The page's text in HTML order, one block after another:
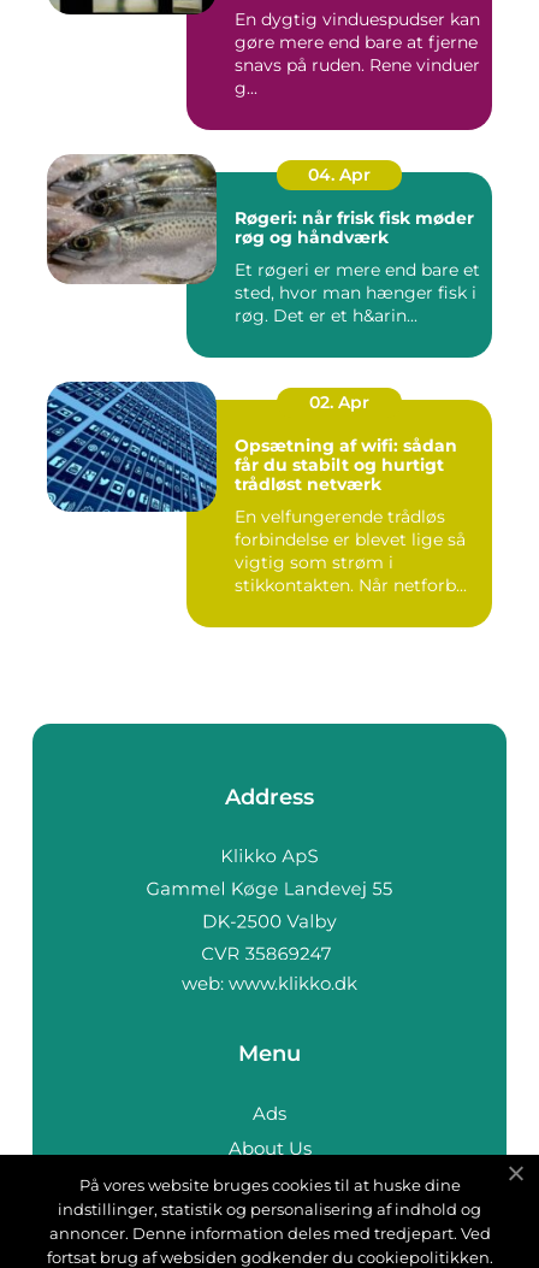
En dygtig vinduespudser kan
gøre mere end bare at fjerne
snavs på ruden. Rene vinduer
g...
04. Apr
Røgeri: når frisk fisk møder
røg og håndværk
Et røgeri er mere end bare et
sted, hvor man hænger fisk i
røg. Det er et h&arin...
02. Apr
Opsætning af wifi: sådan
får du stabilt og hurtigt
trådløst netværk
En velfungerende trådløs
forbindelse er blevet lige så
vigtig som strøm i
stikkontakten. Når netforb...
Address
web: www.klikko.dk
Menu
Ads
About Us
Cookies
Contact
Sitemap
På vores website bruges cookies til at huske dine
indstillinger, statistik og personalisering af indhold og
annoncer. Denne information deles med tredjepart. Ved
fortsat brug af websiden godkender du cookiepolitikken.